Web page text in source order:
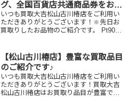
グ、全国百貨店共通商品券をお買
取りしました！
いつも買取大吉松山古川椿店をご利用い
ただきありがとうございます！🔆先日お
買取りしたお品物のご紹介です。 Pt900
るお品物はございませんか？そのお品物
ぜひ！買取大吉...
【松山古川椿店】豊富な買取品目
のご紹介です♪
いつも買取大吉松山古川椿店をご利用い
ただきありがとうございます！買取大吉
松山古川椿店はお買取り品目が豊富で